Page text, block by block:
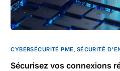
CYBERSÉCURITÉ PME SÉCURITÉ
Sécurisez vos connexions